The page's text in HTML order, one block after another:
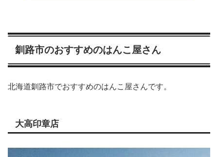
釧路市のおすすめのはんこ屋さん
北海道釧路市でおすすめのはんこ屋さんです。
大高印章店